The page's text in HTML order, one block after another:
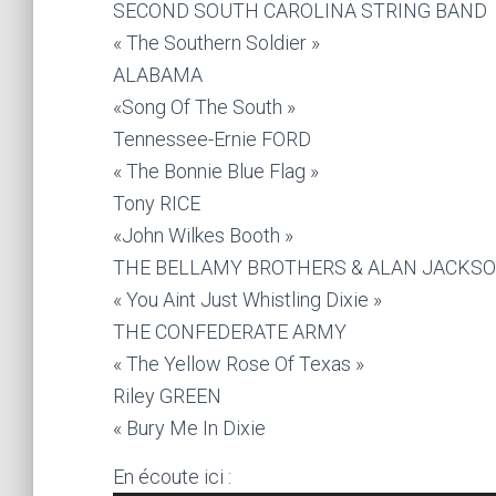
SECOND SOUTH CAROLINA STRING BAND
« The Southern Soldier »
ALABAMA
«Song Of The South »
Tennessee-Ernie FORD
« The Bonnie Blue Flag »
Tony RICE
«John Wilkes Booth »
THE BELLAMY BROTHERS & ALAN
« You Aint Just Whistling Dixie »
THE CONFEDERATE ARMY
« The Yellow Rose Of Texas »
Riley GREEN
« Bury Me In Dixie
En écoute ici :